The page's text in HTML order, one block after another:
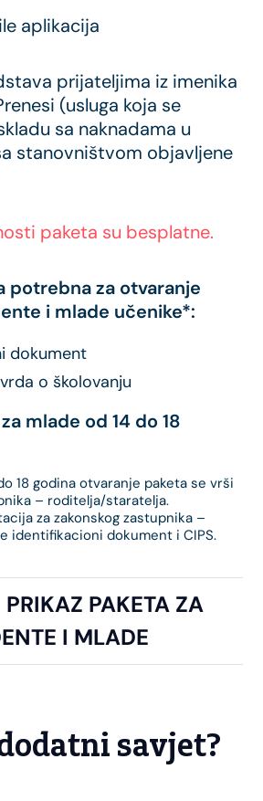
aplikacija
prijateljima iz imenika
(usluga koja se
sa naknadama u
stanovništvom objavljene
paketa su besplatne.
potrebna za otvaranje
i mlade učenike*:
dokument
o školovanju
mlade od 14 do 18
18 godina otvaranje paketa se vrši
– roditelja/staratelja.
za zakonskog zastupnika –
identifikacioni dokument i CIPS.
PAKETA ZA
I MLADE
savjet?